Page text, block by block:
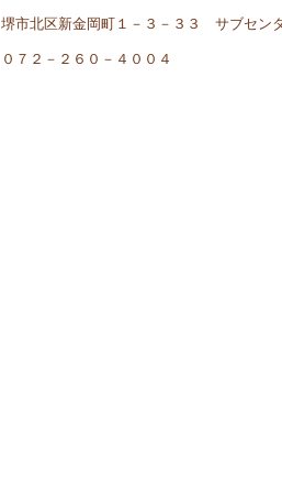
堺市北区新金岡町１－３－３３ サブセン
０７２－２６０－４００４